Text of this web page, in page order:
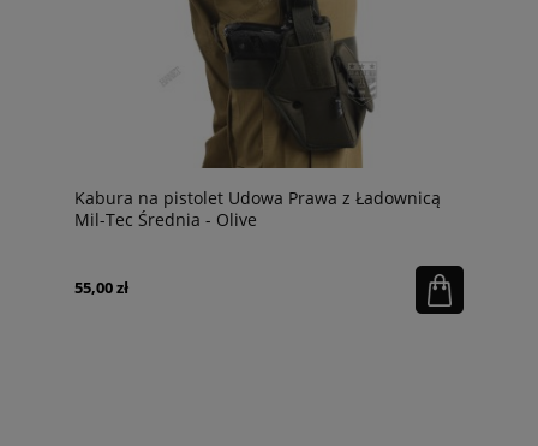
Kabura na pistolet Udowa Prawa z Ładownicą
Mil-Tec Średnia - Olive
55,00 zł